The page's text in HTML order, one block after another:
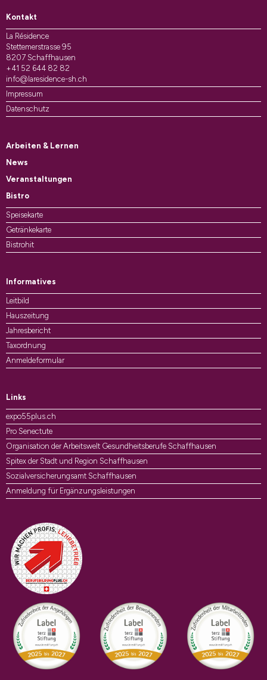
Kontakt
La Résidence
Stettemerstrasse 95
8207 Schaffhausen
+41 52 644 82 82
info@laresidence-sh.ch
Impressum
Datenschutz
Arbeiten & Lernen
News
Veranstaltungen
Bistro
Speisekarte
Getränkekarte
Bistrohit
Informatives
Leitbild
Hauszeitung
Jahresbericht
Taxordnung
Anmeldeformular
Links
expo55plus.ch
Pro Senectute
Organisation der Arbeitswelt Gesundheitsberufe Schaffhausen
Spitex der Stadt und Region Schaffhausen
Sozialversicherungsamt Schaffhausen
Anmeldung für Ergänzungsleistungen
Auszeichnungen